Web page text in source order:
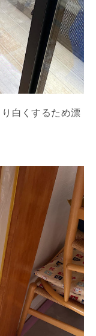
白くするため漂